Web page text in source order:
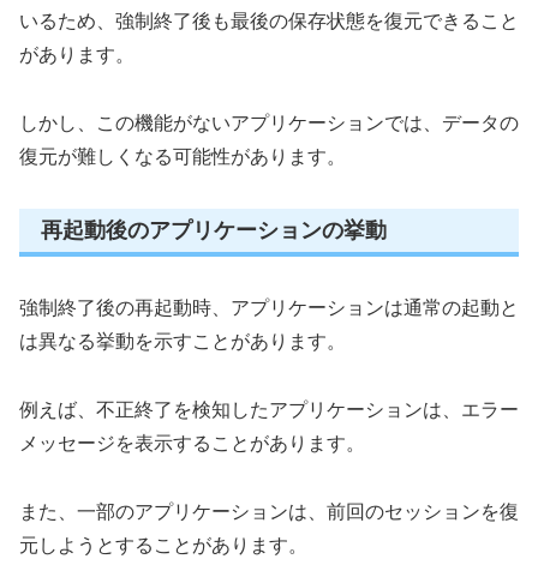
いるため、強制終了後も最後の保存状態を復元できること
があります。
しかし、この機能がないアプリケーションでは、データの
復元が難しくなる可能性があります。
再起動後のアプリケーションの挙動
強制終了後の再起動時、アプリケーションは通常の起動と
は異なる挙動を示すことがあります。
例えば、不正終了を検知したアプリケーションは、エラー
メッセージを表示することがあります。
また、一部のアプリケーションは、前回のセッションを復
元しようとすることがあります。